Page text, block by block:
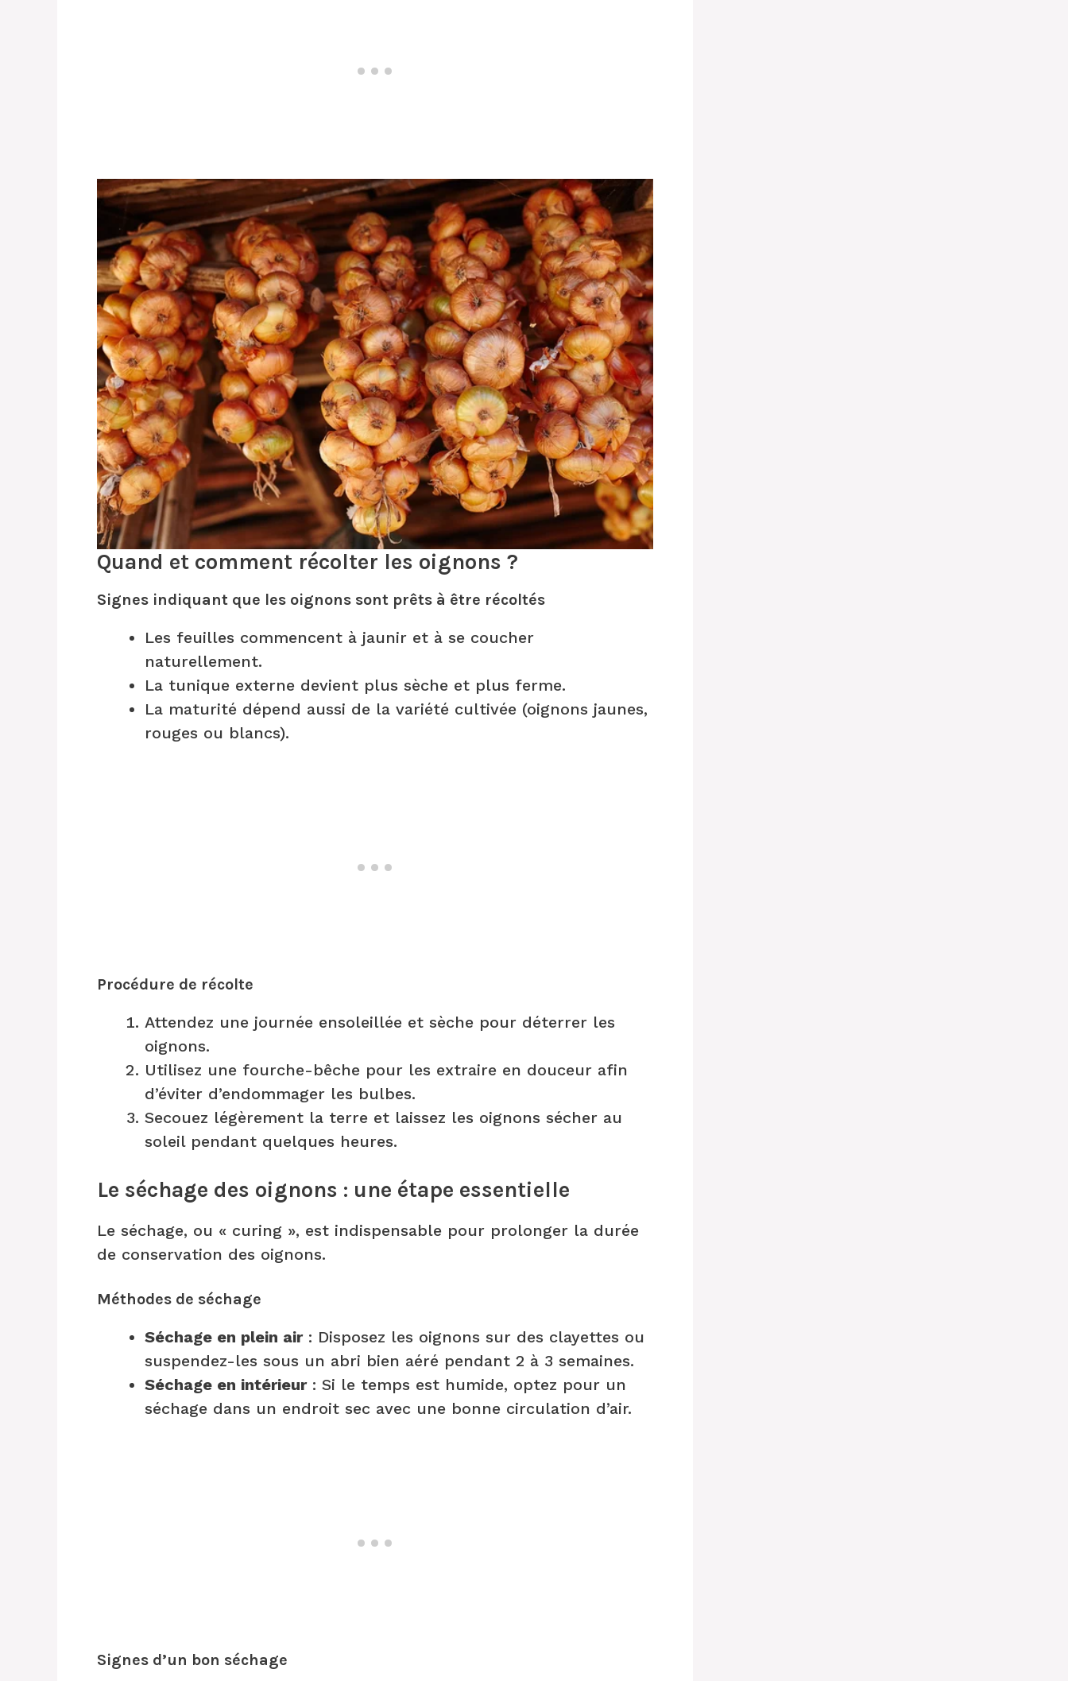
Quand et comment récolter les oignons ?
Signes indiquant que les oignons sont prêts à être récoltés
Les feuilles commencent à jaunir et à se coucher
naturellement.
La tunique externe devient plus sèche et plus ferme.
La maturité dépend aussi de la variété cultivée (oignons jaunes,
rouges ou blancs).
Procédure de récolte
Attendez une journée ensoleillée et sèche pour déterrer les
oignons.
Utilisez une fourche-bêche pour les extraire en douceur afin
d’éviter d’endommager les bulbes.
Secouez légèrement la terre et laissez les oignons sécher au
soleil pendant quelques heures.
Le séchage des oignons : une étape essentielle
Le séchage, ou « curing », est indispensable pour prolonger la durée
de conservation des oignons.
Méthodes de séchage
Séchage en plein air: Disposez les oignons sur des clayettes ou
suspendez-les sous un abri bien aéré pendant 2 à 3 semaines.
Séchage en intérieur: Si le temps est humide, optez pour un
séchage dans un endroit sec avec une bonne circulation d’air.
Signes d’un bon séchage